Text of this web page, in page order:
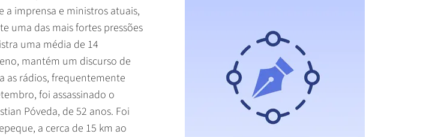
a imprensa e ministros atuais,
uma das mais fortes pressões
uma média de 14
mantém um discurso de
as rádios, frequentemente
foi assassinado o
Póveda, de 52 anos. Foi
a cerca de 15 km ao